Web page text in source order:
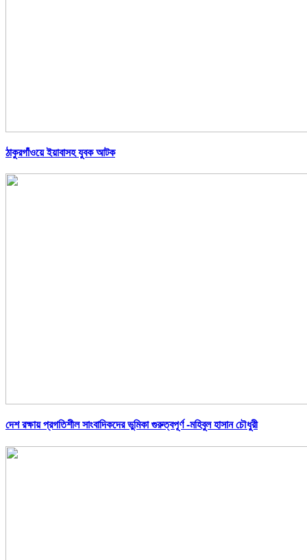
ঠাকুরগাঁওয়ে ইয়াবাসহ যুবক আটক
দেশ রক্ষায় প্রগতিশীল সাংবাদিকদের ভুমিকা গুরুত্বপূর্ণ -মহিবুল হাসান চৌধুরী